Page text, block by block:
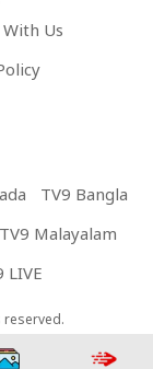
Us
TV9 Bangla
TV9 Malayalam
LIVE
reserved.